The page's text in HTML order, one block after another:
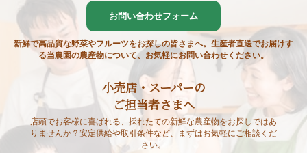
お問い合わせフォーム
新鮮で高品質な野菜やフルーツをお探しの皆さまへ。生産者直送でお届けす
る当農園の農産物について、お気軽にお問い合わせください。
小売店・スーパーの
ご担当者さまへ
店頭でお客様に喜ばれる、採れたての新鮮な農産物をお探しではあ
りませんか？安定供給や取引条件など、まずはお気軽にご相談くだ
さい。